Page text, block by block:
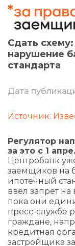
Сдать
нарушение
стандарта
Дата
Источник:
Регулятор
за это с 1
Центробанк
заемщиков на
ипотечный
ввел запрет
пока они
пресс-службе
граждане,
кредитная
застройщика